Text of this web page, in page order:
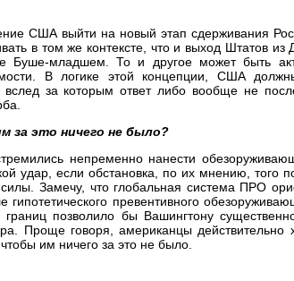
США выйти на новый этап сдерживания
в том же контексте, что и выход Штатов из
Буше-младшем. То и другое может быть
В логике этой концепции, США
за которым ответ либо вообще не
за это ничего не было?
непременно нанести
удар, если обстановка, по их мнению, того
Замечу, что глобальная система ПРО
превентивного
позволило бы Вашингтону
Проще говоря, американцы действительно
им ничего за это не было.